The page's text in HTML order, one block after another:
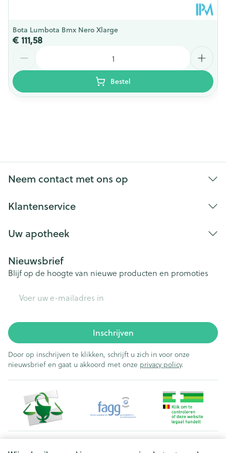
Bota Lumbota Bmx Nero Xlarge
€ 111,58
Bestel
Neem contact met ons op
Klantenservice
Uw apotheek
Nieuwsbrief
Blijf op de hoogte van nieuwe producten en promoties
Inschrijven
Door op inschrijven te klikken, schrijft u zich in voor onze
nieuwsbrief en gaat u akkoord met onze privacy policy.
Juridische links